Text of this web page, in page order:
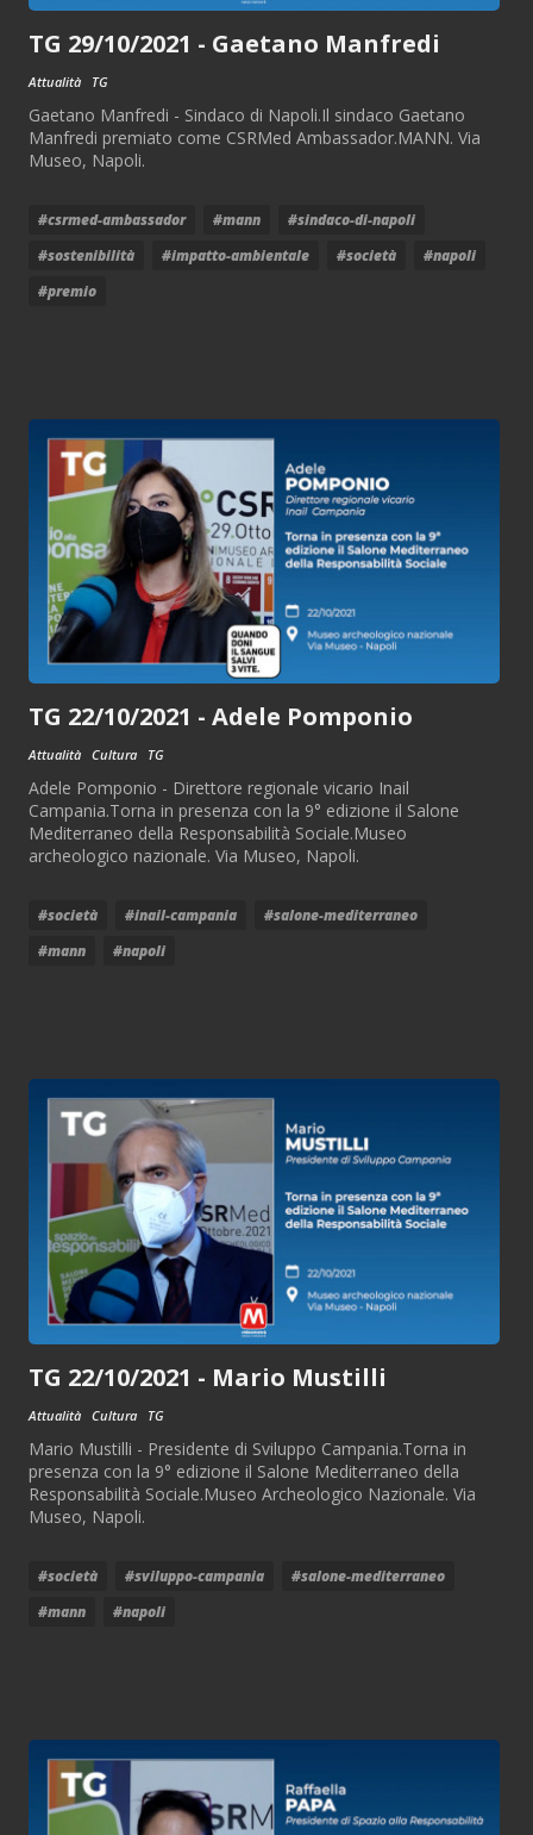
TG 29/10/2021 - Gaetano Manfredi
Attualità TG
Gaetano Manfredi - Sindaco di Napoli.Il sindaco Gaetano
Manfredi premiato come CSRMed Ambassador.MANN. Via
Museo, Napoli.
#csrmed-ambassador #mann
#sindaco-di-napoli
#sostenibilità
#impatto-ambientale #società
#napoli
#premio
TG 22/10/2021 - Adele Pomponio
Attualità Cultura TG
Adele Pomponio - Direttore regionale vicario Inail
Campania.Torna in presenza con la 9° edizione il Salone
Mediterraneo della Responsabilità Sociale.Museo
archeologico nazionale. Via Museo, Napoli.
#società #inail-campania
#salone-mediterraneo
#mann
#napoli
TG 22/10/2021 - Mario Mustilli
Attualità Cultura TG
Mario Mustilli - Presidente di Sviluppo Campania.Torna in
presenza con la 9° edizione il Salone Mediterraneo della
Responsabilità Sociale.Museo Archeologico Nazionale. Via
Museo, Napoli.
#società #sviluppo-campania
#salone-mediterraneo
#mann
#napoli